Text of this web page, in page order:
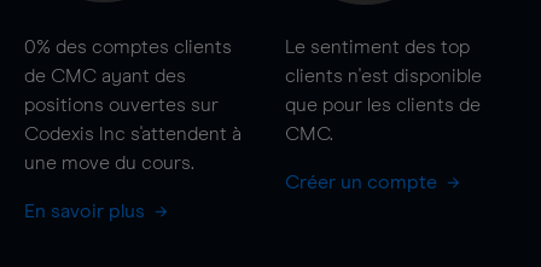
0% des comptes clients
de CMC ayant des
positions ouvertes sur
Codexis Inc s'attendent à
une move du cours.
En savoir plus
Le sentiment des top
clients n'est disponible
que pour les clients de
CMC.
Créer un compte